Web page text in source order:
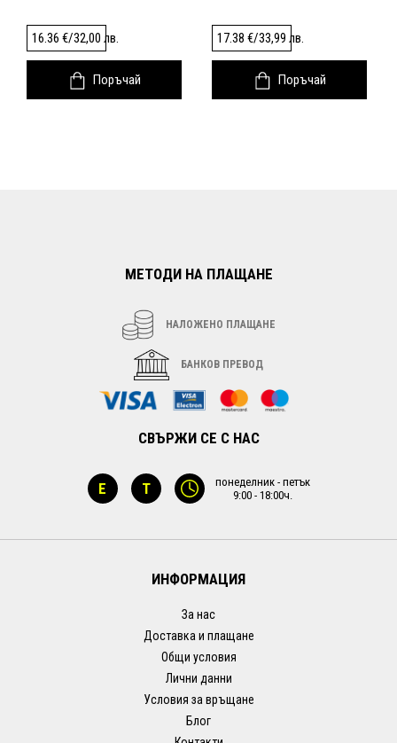
16.36 €/32,00 лв.
Поръчай
17.38 €/33,99 лв.
Поръчай
МЕТОДИ НА ПЛАЩАНЕ
НАЛОЖЕНО ПЛАЩАНЕ
БАНКОВ ПРЕВОД
СВЪРЖИ СЕ С НАС
E T
понеделник - петък
9:00 - 18:00ч.
ИНФОРМАЦИЯ
За нас
Доставка и плащане
Общи условия
Лични данни
Условия за връщане
Блог